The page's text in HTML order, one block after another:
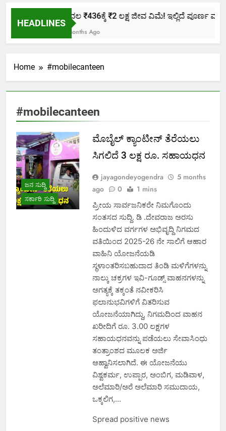
HEADLINES
ಕೇವಲ ₹436ಕ್ಕೆ ₹2 ಲಕ್ಷ ಜೀವ ವಿಮೆ! ಇಲ್ಲಿದೆ ಪೂರ್ಣ
2 Months Ago
Home #mobilecanteen
#mobilecanteen
ಜನ ಸುದ್ದಿ
ಸರ್ಕಾರಿ ಸುದ್ದಿ
ಮೊಬೈಲ್ ಕ್ಯಾಂಟೀನ್ ತೆರೆಯಲು
ಸಿಗಲಿದೆ 3 ಲಕ್ಷ ರೂ. ಸಹಾಯಧನ
jayagondeyogendra
5 months
ago
0 1 mins
ಪ್ರೀಯ ಸಾರ್ವಜನಿಕರೇ ನಿಮಗೊಂದು
ಸಂತಸದ ಸುದ್ದಿ. ಡಿ .ದೇವರಾಜ ಅರಸು
ಹಿಂದುಳಿದ ವರ್ಗಗಳ ಅಭಿವೃದ್ದಿ ನಿಗಮದ
ವತಿಯಿಂದ 2025-26 ನೇ ಸಾಲಿಗೆ ಆಹಾರ
ವಾಹಿನಿ ಯೋಜನೆಯಡಿ
ಸ್ಥಳಾಂತರಿಸಬಹುದಾದ ತಿಂಡಿ ಮಳಿಗೆಗಳನ್ನು
ನಾಲ್ಕು ಚಕ್ರಗಳ ಇವಿ-ಗೂಡ್ಸ್ ವಾಹನಗಳನ್ನು
ಅಗತ್ಯಕ್ಕೆ ತಕ್ಕಂತೆ ನವೀಕರಿಸಿ
ಫಲಾನುಭವಿಗಳಿಗೆ ವಿತರಿಸುವ
ಯೋಜನೆಯಾಗಿದ್ದು, ನಿಗಮದಿಂದ ವಾಹನ
ಖರೀದಿಗೆ ರೂ. 3.00 ಲಕ್ಷಗಳ
ಸಹಾಯಧನವನ್ನು ಪಡೆಯಲು ಸೇವಾಸಿಂಧು
ತಂತ್ರಾಂಶದ ಮೂಲಕ ಅರ್ಜಿ
ಆಹ್ವಾನಿಸಲಾಗಿದೆ. ಈ ಯೋಜನೆಯು
ವಿಶ್ವಕರ್ಮ, ಉಪ್ಪಾರ, ಅಂಬಿಗ, ಮಡಿವಾಳ,
ಅಲೆಮಾರಿ/ಅರೆ ಅಲೆಮಾರಿ ಸಮುದಾಯ,
ಒಕ್ಕಲಿಗ,…
Spread positive news